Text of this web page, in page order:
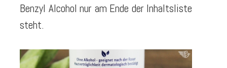
Benzyl Alcohol nur am Ende der Inhaltsliste
steht.